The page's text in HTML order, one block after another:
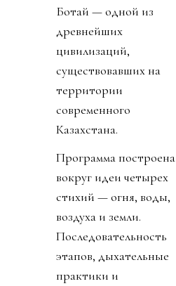
Ботай — одной из
древнейших
цивилизаций,
существовавших на
территории
современного
Казахстана.
Программа построена
вокруг идеи четырех
стихий — огня, воды,
воздуха и земли.
Последовательность
этапов, дыхательные
практики и